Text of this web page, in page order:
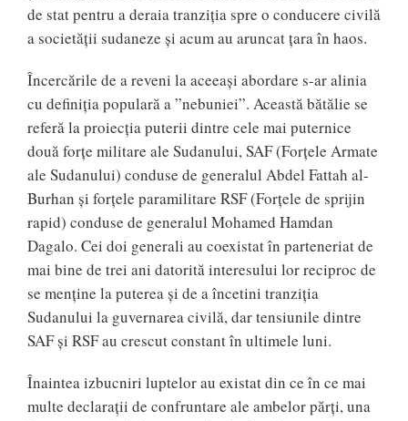
de stat pentru a deraia tranziția spre o conducere civilă
a societății sudaneze și acum au aruncat țara în haos.
Încercările de a reveni la aceeași abordare s-ar alinia
cu definiția populară a ”nebuniei”. Această bătălie se
referă la proiecția puterii dintre cele mai puternice
două forțe militare ale Sudanului, SAF (Forțele Armate
ale Sudanului) conduse de generalul Abdel Fattah al-
Burhan și forțele paramilitare RSF (Forțele de sprijin
rapid) conduse de generalul Mohamed Hamdan
Dagalo. Cei doi generali au coexistat în parteneriat de
mai bine de trei ani datorită interesului lor reciproc de
se menține la puterea și de a încetini tranziția
Sudanului la guvernarea civilă, dar tensiunile dintre
SAF și RSF au crescut constant în ultimele luni.
Înaintea izbucniri luptelor au existat din ce în ce mai
multe declarații de confruntare ale ambelor părți, una